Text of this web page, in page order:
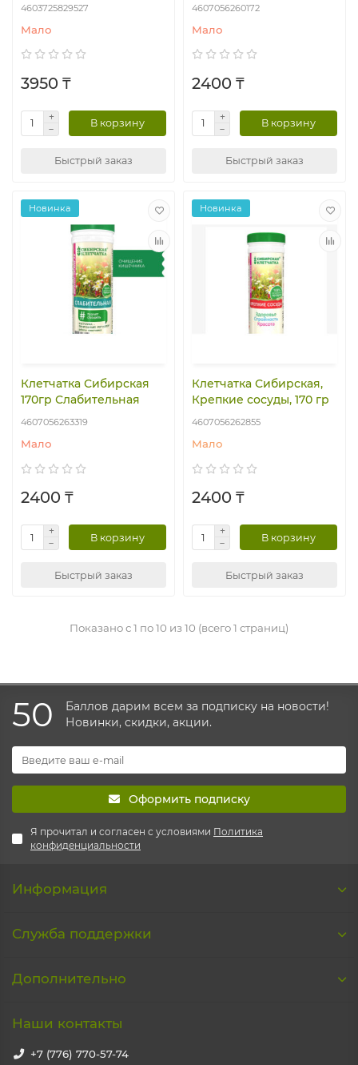
4603725829527
Мало
3950 ₸
В корзину
Быстрый заказ
4607056260172
Мало
2400 ₸
В корзину
Быстрый заказ
Новинка
Клетчатка Сибирская
170гр Слабительная
4607056263319
Мало
2400 ₸
В корзину
Быстрый заказ
Новинка
Клетчатка Сибирская,
Крепкие сосуды, 170 гр
4607056262855
Мало
2400 ₸
В корзину
Быстрый заказ
Показано с 1 по 10 из 10 (всего 1 страниц)
50
Баллов дарим всем за подписку на новости!
Новинки, скидки, акции.
Оформить подписку
Я прочитал и согласен с условиями Политика
конфиденциальности
Информация
Служба поддержки
Дополнительно
Наши контакты
+7 (776) 770-57-74